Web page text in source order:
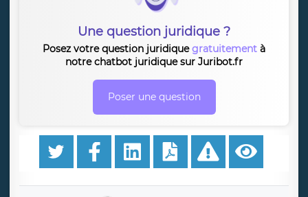
Une question juridique ?
Posez votre question juridiquegratuitement à
notre chatbot juridique sur Juribot.fr
Poser une question